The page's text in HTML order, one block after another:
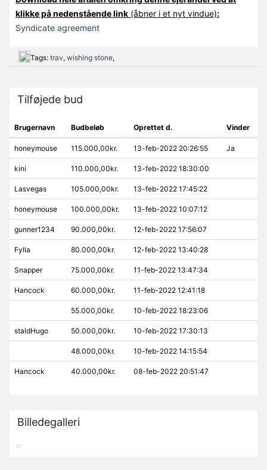
klikke på nedenstående link(åbner i et nyt vindue):
Syndicate agreement
Tags: trav, wishing stone,
Tilføjede bud
Brugernavn Budbeløb Oprettet d. Vinder
honeymouse 115.000,00kr. 13-feb-2022 20:26:55 Ja
kini 110.000,00kr. 13-feb-2022 18:30:00
Lasvegas 105.000,00kr. 13-feb-2022 17:45:22
honeymouse 100.000,00kr. 13-feb-2022 10:07:12
gunner1234 90.000,00kr. 12-feb-2022 17:56:07
Fylla 80.000,00kr. 12-feb-2022 13:40:28
Snapper 75.000,00kr. 11-feb-2022 13:47:34
Hancock 60.000,00kr. 11-feb-2022 12:41:18
55.000,00kr. 10-feb-2022 18:23:06
staldHugo 50.000,00kr. 10-feb-2022 17:30:13
48.000,00kr. 10-feb-2022 14:15:54
Hancock 40.000,00kr. 08-feb-2022 20:51:47
Billedegalleri